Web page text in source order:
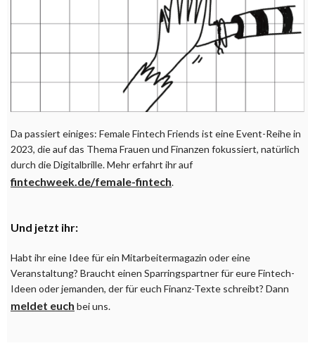
Da passiert einiges: Female Fintech Friends ist eine Event-Reihe in
2023, die auf das Thema Frauen und Finanzen fokussiert, natürlich
durch die Digitalbrille. Mehr erfahrt ihr auf
fintechweek.de/female-fintech.
Und jetzt ihr:
Habt ihr eine Idee für ein Mitarbeitermagazin oder eine
Veranstaltung? Braucht einen Sparringspartner für eure Fintech-
Ideen oder jemanden, der für euch Finanz-Texte schreibt? Dann
meldet euch bei uns.